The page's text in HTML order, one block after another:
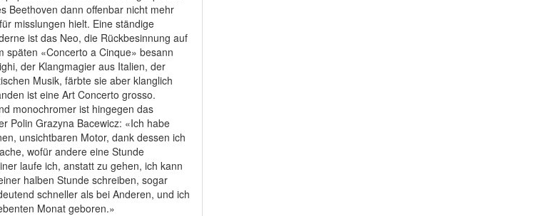
Beethoven dann offenbar nicht mehr
misslungen hielt. Eine ständige
ist das Neo, die Rückbesinnung auf
späten «Concerto a Cinque» besann
der Klangmagier aus Italien, der
Musik, färbte sie aber klanglich
ist eine Art Concerto grosso.
monochromer ist hingegen das
Polin Grazyna Bacewicz: «Ich habe
unsichtbaren Motor, dank dessen ich
wofür andere eine Stunde
laufe ich, anstatt zu gehen, ich kann
halben Stunde schreiben, sogar
schneller als bei Anderen, und ich
Monat geboren.»